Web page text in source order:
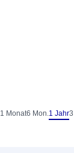
1 Monat6 Mon.1 Jahr